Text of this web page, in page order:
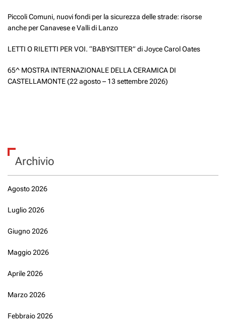
Piccoli Comuni, nuovi fondi per la sicurezza delle strade: risorse
anche per Canavese e Valli di Lanzo
LETTI O RILETTI PER VOI. “BABYSITTER” di Joyce Carol Oates
65^ MOSTRA INTERNAZIONALE DELLA CERAMICA DI
CASTELLAMONTE (22 agosto – 13 settembre 2026)
Archivio
Agosto 2026
Luglio 2026
Giugno 2026
Maggio 2026
Aprile 2026
Marzo 2026
Febbraio 2026